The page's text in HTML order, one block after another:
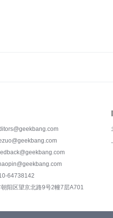
64738142
阳区望京北路9号2幢7层A701